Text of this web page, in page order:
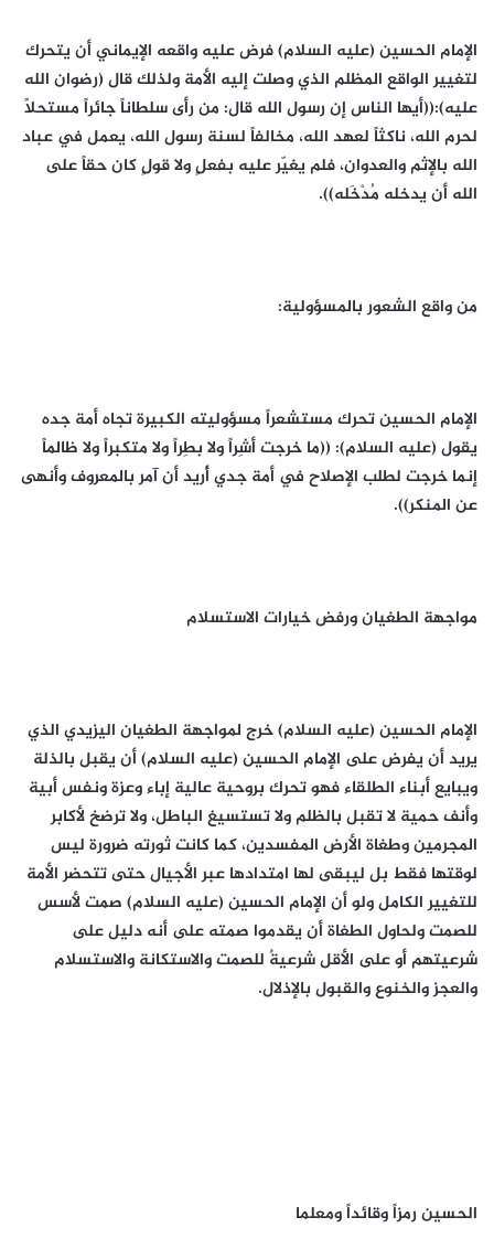
الإمام الحسين (عليه السلام) فرض عليه واقعه الإيماني أن يتحرك
لتغيير الواقع المظلم الذي وصلت إليه الأمة ولذلك قال (رضوان الله
عليه):((أيها الناس إن رسول الله قال: من رأى سلطاناً جائراً مستحلاً
لحرم الله، ناكثاً لعهد الله، مخالفاً لسنة رسول الله، يعمل في عباد
الله بالإثم والعدوان، فلم يغيّر عليه بفعلٍ ولا قولٍ كان حقاً على
الله أن يدخله مُدْخَله)).
من واقع الشعور بالمسؤولية:
الإمام الحسين تحرك مستشعراً مسؤوليته الكبيرة تجاه أمة جده
يقول (عليه السلام): ((ما خرجت أشِراً ولا بطِراً ولا متكبراً ولا ظالماً
إنما خرجت لطلب الإصلاح في أمة جدي أُريد أن آمر بالمعروف وأنهى
عن المنكر)).
مواجهة الطغيان ورفض خيارات الاستسلام
الإمام الحسين (عليه السلام) خرج لمواجهة الطغيان اليزيدي الذي
يريد أن يفرض على الإمام الحسين (عليه السلام) أن يقبل بالذلة
ويبايع أبناء الطلقاء فهو تحرك بروحية عالية إباء وعزة ونفس أبية
وأنف حمية لا تقبل بالظلم ولا تستسيغ الباطل، ولا ترضخ لأكابر
المجرمين وطغاة الأرض المفسدين، كما كانت ثورته ضرورة ليس
لوقتها فقط بل ليبقى لها امتدادها عبر الأجيال حتى تتحضر الأمة
للتغيير الكامل ولو أن الإمام الحسين (عليه السلام) صمت لأسس
للصمت ولحاول الطغاة أن يقدموا صمته على أنه دليل على
شرعيتهم أو على الأقل شرعيةٌ للصمت والاستكانة والاستسلام
والعجز والخنوع والقبول بالإذلال.
الحسين رمزاً وقائداً ومعلما